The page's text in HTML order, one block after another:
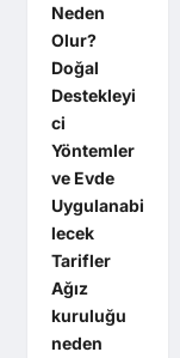
Neden
Olur?
Doğal
Destekleyi
ci
Yöntemler
ve Evde
Uygulanabi
lecek
Tarifler
Ağız
kuruluğu
neden